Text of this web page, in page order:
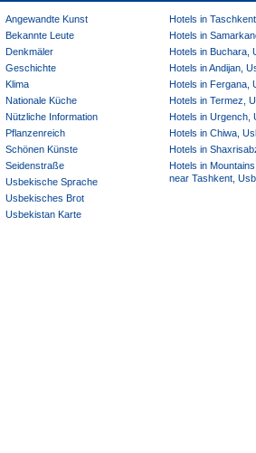
Angewandte Kunst
Bekannte Leute
Denkmäler
Geschichte
Klima
Nationale Küche
Nützliche Information
Pflanzenreich
Schönen Künste
Seidenstraße
Usbekische Sprache
Usbekisches Brot
Usbekistan Karte
Hotels in
Hotels in
Hotels in Buchara,
Hotels in Andijan,
Hotels in Fergana,
Hotels in Termez,
Hotels in Urgench,
Hotels in Chiwa,
Hotels in
Hotels in
near Tashkent,